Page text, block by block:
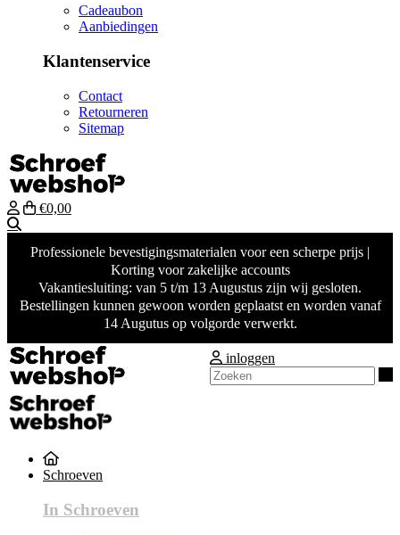
Cadeaubon
Aanbiedingen
Klantenservice
Contact
Retourneren
Sitemap
€0,00
Professionele bevestigingsmaterialen voor een scherpe prijs |
Korting voor zakelijke accounts
Vakantiesluiting: van 5 t/m 13 Augustus zijn wij gesloten.
Bestellingen kunnen gewoon worden geplaatst en worden vanaf
14 Augutus op volgorde verwerkt.
inloggen
Schroeven
In Schroeven